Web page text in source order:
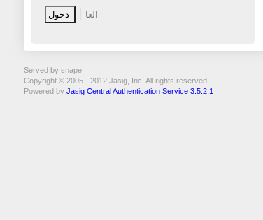
Served by snape
Copyright © 2005 - 2012 Jasig, Inc. All rights reserved.
Powered by Jasig Central Authentication Service 3.5.2.1